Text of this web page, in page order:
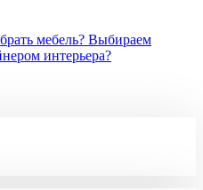
мебель? Выбираем
интерьера?